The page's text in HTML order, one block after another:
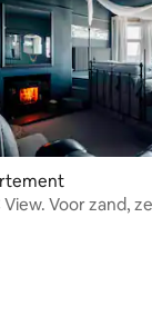
View. Voor zand,